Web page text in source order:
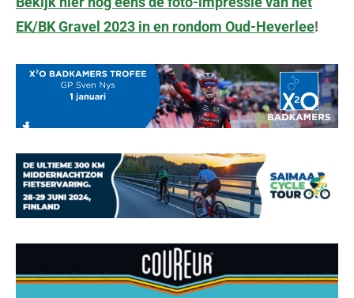
EK/BK Gravel 2023 in en rondom Oud-Heverlee!